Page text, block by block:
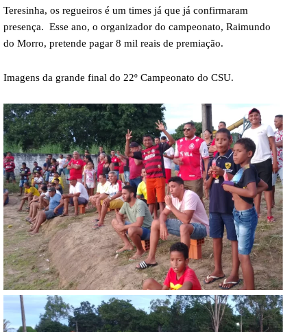
Teresinha, os regueiros é um times já que já confirmaram
presença. Esse ano, o organizador do campeonato, Raimundo
do Morro, pretende pagar 8 mil reais de premiação.
Imagens da grande final do 22º Campeonato do CSU.